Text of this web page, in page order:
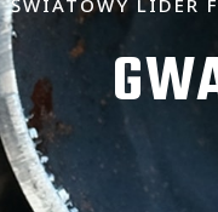
ŚWIATOWY LIDER